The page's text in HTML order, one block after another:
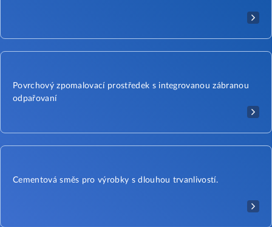
Povrchový zpomalovací prostředek s integrovanou zábranou
odpařovaní
Cementová směs pro výrobky s dlouhou trvanlivostí.